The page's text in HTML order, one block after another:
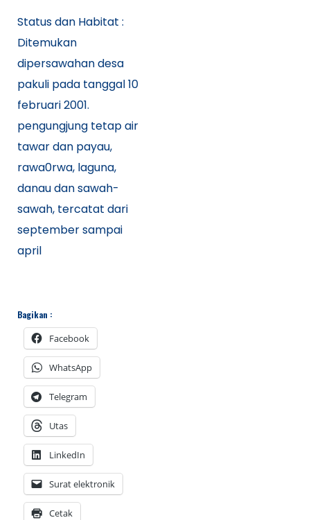
Status dan Habitat :
Ditemukan
dipersawahan desa
pakuli pada tanggal 10
februari 2001.
pengungjung tetap air
tawar dan payau,
rawa0rwa, laguna,
danau dan sawah-
sawah, tercatat dari
september sampai
april
Bagikan :
Facebook
WhatsApp
Telegram
Utas
LinkedIn
Surat elektronik
Cetak